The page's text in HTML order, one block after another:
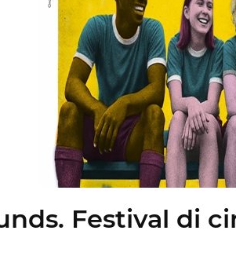
Festival di